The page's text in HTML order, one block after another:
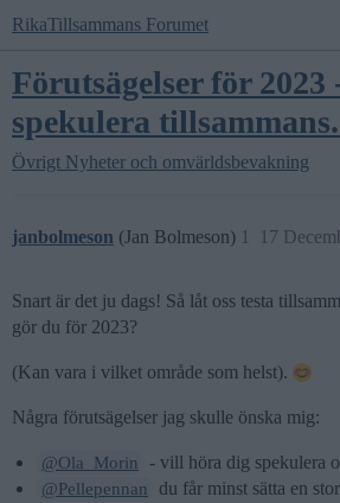
RikaTillsammans Forumet
Förutsägelser för 2023
spekulera
Övrigt Nyheter och omvärldsbevakning
janbolmeson (Jan Bolmeson) 17
1
Snart är det ju dags! Så låt oss testa
gör du för 2023?
(Kan vara i vilket område som helst).
Några förutsägelser jag skulle önska mig:
@Ola_Morin - vill höra dig spekulera
@Pellepennan du får minst sätta en